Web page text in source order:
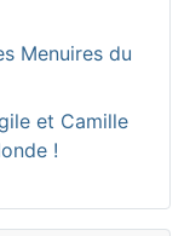
Menuires du
et Camille
!